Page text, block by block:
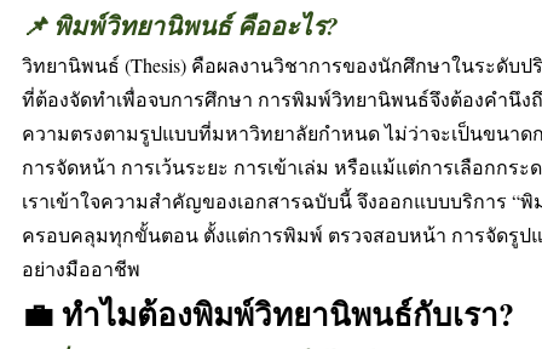
📌 พิมพ์วิทยานิพนธ์ คืออะไร?
วิทยานิพนธ์ (Thesis) คือผลงานวิชาการของนักศึกษาในระดั
ที่ต้องจัดทำเพื่อจบการศึกษา การพิมพ์วิทยานิพนธ์จึงต้องคำนึ
ความตรงตามรูปแบบที่มหาวิทยาลัยกำหนด ไม่ว่าจะเป็นขนา
การจัดหน้า การเว้นระยะ การเข้าเล่ม หรือแม้แต่การเลือกกระ
เราเข้าใจความสำคัญของเอกสารฉบับนี้ จึงออกแบบบริการ “
ครอบคลุมทุกขั้นตอน ตั้งแต่การพิมพ์ ตรวจสอบหน้า การจัดรูปแ
อย่างมืออาชีพ
💼 ทำไมต้องพิมพ์วิทยานิพนธ์กับเรา?